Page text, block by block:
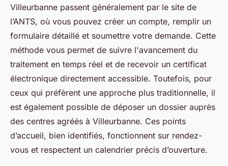
Villeurbanne passent généralement par le site de
l’ANTS, où vous pouvez créer un compte, remplir un
formulaire détaillé et soumettre votre demande. Cette
méthode vous permet de suivre l'avancement du
traitement en temps réel et de recevoir un certificat
électronique directement accessible. Toutefois, pour
ceux qui préfèrent une approche plus traditionnelle, il
est également possible de déposer un dossier auprès
des centres agréés à Villeurbanne. Ces points
d’accueil, bien identifiés, fonctionnent sur rendez-
vous et respectent un calendrier précis d’ouverture.